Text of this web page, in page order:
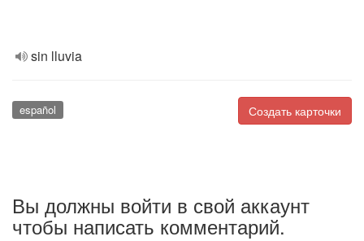
sin lluvia
Создать карточки
español
Вы должны войти в свой аккаунт
чтобы написать комментарий.